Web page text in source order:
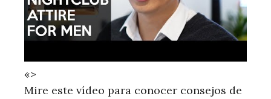
«>
Mire este vídeo para conocer consejos de